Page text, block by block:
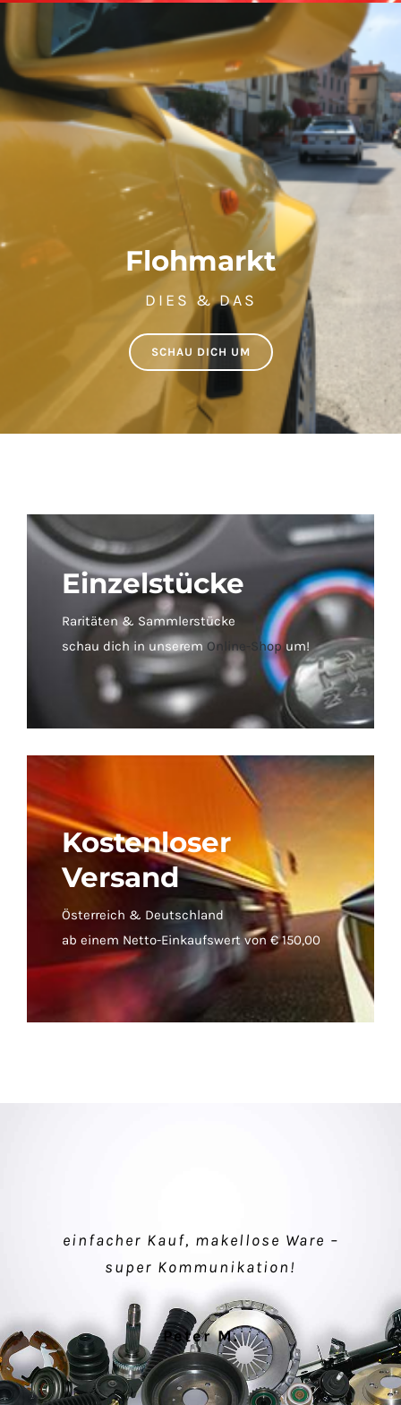
Flohmarkt
DIES & DAS
SCHAU DICH UM
Einzelstücke
Raritäten & Sammlerstücke
schau dich in unserem Online-Shopum!
Kostenloser
Versand
Österreich & Deutschland
ab einem Netto-Einkaufswert von € 150,00
einfacher Kauf, makellose Ware –
super Kommunikation!
Peter M.
Verkäufer sehr nett, schnelle
Lieferung, alles gut.
Klaus P.